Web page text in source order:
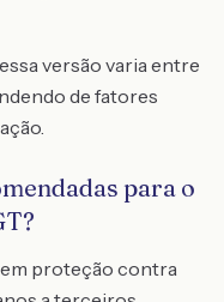
versão varia entre
de fatores
para o
proteção contra